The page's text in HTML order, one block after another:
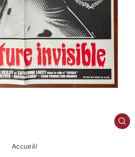
Accueil/